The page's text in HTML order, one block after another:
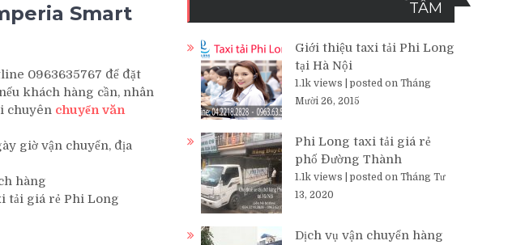
Smart
0963635767 để đặt
khách hàng cần, nhân
chuyên chuyển văn
giờ vận chuyển, địa
hàng
tải giá rẻ Phi Long
TÂM
Giới thiệu taxi tải Phi Long
tại Hà Nội
1.1k views
posted on Tháng
Mười 26, 2015
Phi Long taxi tải giá rẻ
phố Đường Thành
1.1k views
posted on Tháng Tư
13, 2020
Dịch vụ vận chuyển hàng